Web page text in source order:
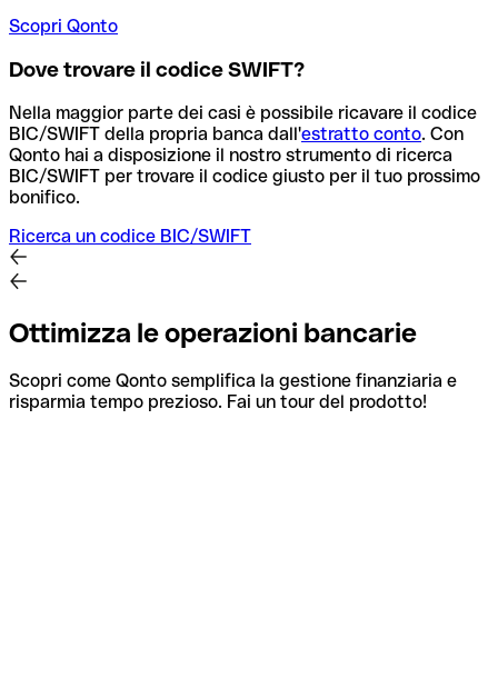
Scopri Qonto
Dove trovare il codice SWIFT?
Nella maggior parte dei casi è possibile ricavare il codice
BIC/SWIFT della propria banca dall'estratto conto. Con
Qonto hai a disposizione il nostro strumento di ricerca
BIC/SWIFT per trovare il codice giusto per il tuo prossimo
bonifico.
Ricerca un codice BIC/SWIFT
Ottimizza le operazioni bancarie
Scopri come Qonto semplifica la gestione finanziaria e
risparmia tempo prezioso. Fai un tour del prodotto!